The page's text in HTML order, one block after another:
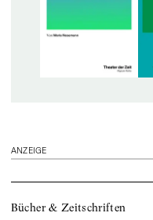
ANZEIGE
Bücher & Zeitschriften